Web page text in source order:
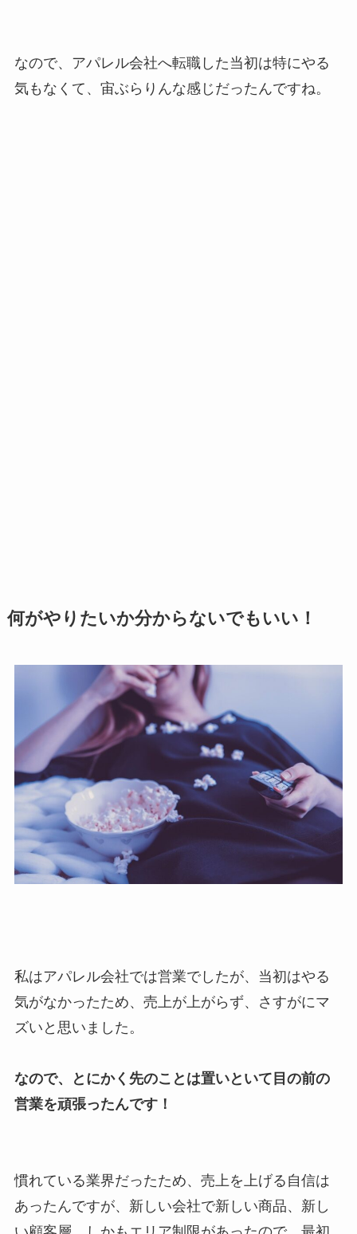
なので、アパレル会社へ転職した当初は特にやる
気もなくて、宙ぶらりんな感じだったんですね。
何がやりたいか分からないでもいい！
私はアパレル会社では営業でしたが、当初はやる
気がなかったため、売上が上がらず、さすがにマ
ズいと思いました。
なので、とにかく先のことは置いといて目の前の
営業を頑張ったんです！
慣れている業界だったため、売上を上げる自信は
あったんですが、新しい会社で新しい商品、新し